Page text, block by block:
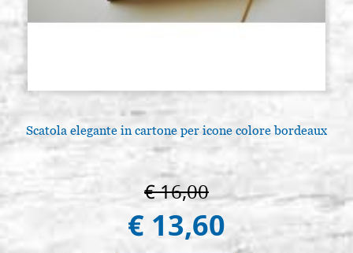
Scatola elegante in cartone per icone colore bordeaux
€ 16,00
€ 13,60